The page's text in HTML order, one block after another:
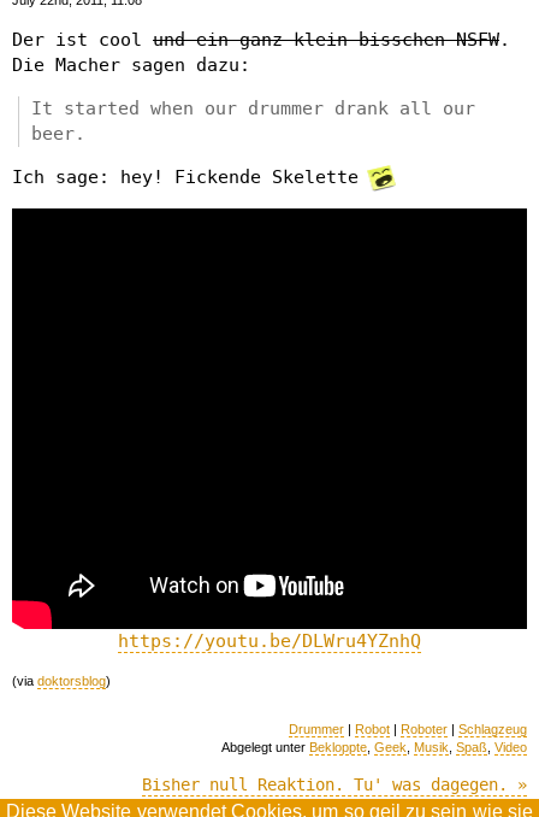
Diese Website verwendetCookies, um so geil zu sein wie sie
Der ist cool und ein ganz klein bisschen NSFW.
Die Macher sagen dazu:
It started when our drummer drank all our
beer.
Ich sage: hey! Fickende Skelette
https://youtu.be/DLWru4YZnhQ
(via doktorsblog)
Drummer Robot Roboter
Schlagzeug
Abgelegt unter Bekloppte Geek Musik Spaß Video
Bisher null Reaktion. Tu' was dagegen. »